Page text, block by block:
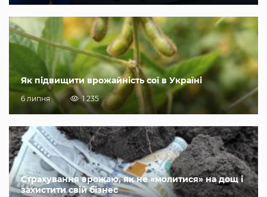
Як підвищити врожайність сої в Україні
6 липня 1 235
Страхування врожаю, як не «молитися» на дощ і
захистити свій бізнес